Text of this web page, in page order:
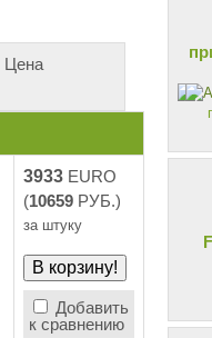
Цена
3933 EURO
(10659 РУБ.)
за штуку
Добавить
к сравнению